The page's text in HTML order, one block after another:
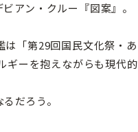
アン・クルー『図案』。
「第29回国民文化祭・あ
ギーを抱えながらも現代的
だろう。